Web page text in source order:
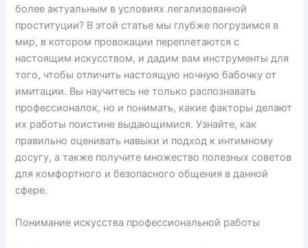
более актуальным в условиях легализованной
проституции? В этой статье мы глубже погрузимся в
мир, в котором провокации переплетаются с
настоящим искусством, и дадим вам инструменты для
того, чтобы отличить настоящую ночную бабочку от
имитации. Вы научитесь не только распознавать
профессионалок, но и понимать, какие факторы делают
их работы поистине выдающимися. Узнайте, как
правильно оценивать навыки и подход к интимному
досугу, а также получите множество полезных советов
для комфортного и безопасного общения в данной
сфере.
Понимание искусства профессиональной работы